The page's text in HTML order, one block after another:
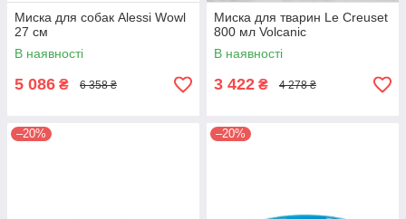
Миска для собак Alessi Wowl
27 см
В наявності
5 086 ₴ 6 358 ₴
Миска для тварин Le Creuset
800 мл Volcanic
В наявності
3 422 ₴ 4 278 ₴
–20% –20%